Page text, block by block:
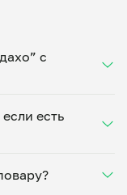
с
свежее
прямо с плиты.
в личном
напрямую в
есть
снизит